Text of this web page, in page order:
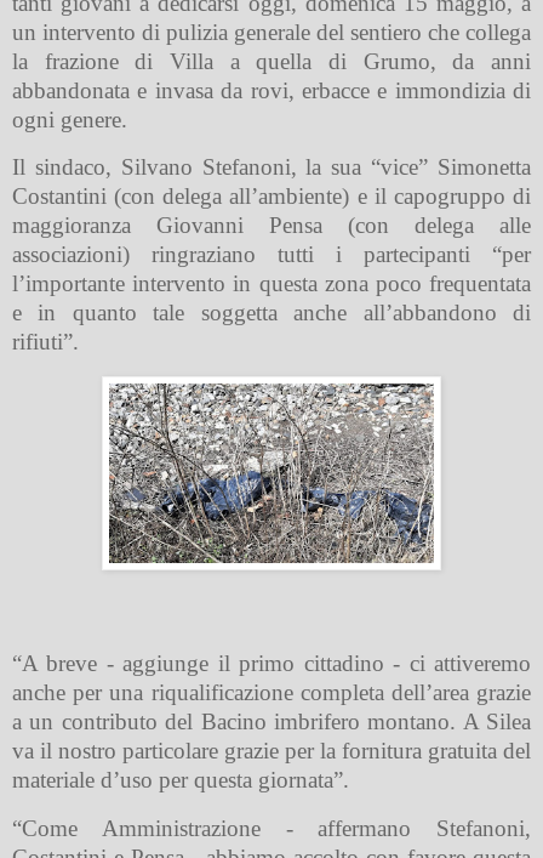
un intervento di pulizia generale del sentiero che collega
la frazione di Villa a quella di Grumo, da anni
abbandonata e invasa da rovi, erbacce e immondizia di
ogni genere.
Il sindaco, Silvano Stefanoni, la sua “vice” Simonetta
Costantini (con delega all’ambiente) e il capogruppo di
maggioranza Giovanni Pensa (con delega alle
associazioni) ringraziano tutti i partecipanti “per
l’importante intervento in questa zona poco frequentata
e in quanto tale soggetta anche all’abbandono di
rifiuti”.
“A breve - aggiunge il primo cittadino - ci attiveremo
anche per una riqualificazione completa dell’area grazie
a un contributo del Bacino imbrifero montano. A Silea
va il nostro particolare grazie per la fornitura gratuita del
materiale d’uso per questa giornata”.
“Come Amministrazione - affermano Stefanoni,